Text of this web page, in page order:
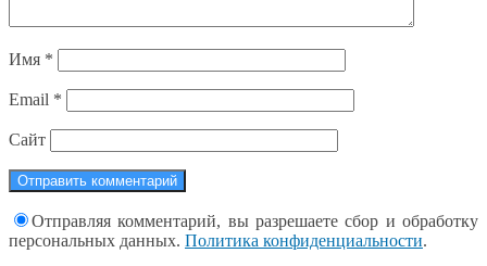
Имя *
Email *
Сайт
Отправляя комментарий, вы разрешаете сбор и обработку
персональных данных. Политика конфиденциальности.